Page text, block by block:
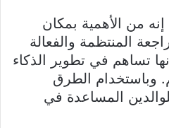
من الأهمية بمكان
المنتظمة والفعالة
تساهم في تطوير الذكاء
وباستخدام الطرق
المساعدة في